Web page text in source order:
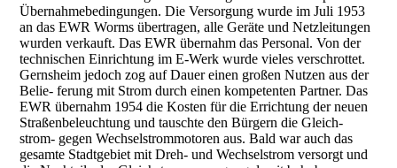
Übernahmebedingungen. Die Versorgung wurde im Juli 1953
an das EWR Worms übertragen, alle Geräte und Netzleitungen
wurden verkauft. Das EWR übernahm das Personal. Von der
technischen Einrichtung im E-Werk wurde vieles verschrottet.
Gernsheim jedoch zog auf Dauer einen großen Nutzen aus der
Belie- ferung mit Strom durch einen kompetenten Partner. Das
EWR übernahm 1954 die Kosten für die Errichtung der neuen
Straßenbeleuchtung und tauschte den Bürgern die Gleich-
strom- gegen Wechselstrommotoren aus. Bald war auch das
gesamte Stadtgebiet mit Dreh- und Wechselstrom versorgt und